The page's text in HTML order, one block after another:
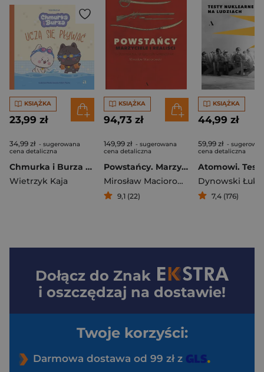
KSIĄŻKA
23,99 zł
34,99 zł - sugerowana
cena detaliczna
Chmurka i Burza uczą się pływać
Wietrzyk Kaja
KSIĄŻKA
94,73 zł
149,99 zł - sugerowana
cena detaliczna
Powstańcy. Marzyciele i realiści. Historia na nowo opowiedziana
Mirosław Maciorowski
9,1 (22)
KSIĄŻKA
44,99 zł
59,99 zł -
cena detaliczna
Dynowski
7,4 (176)
Dołącz do Znak
i oszczędzaj na dostawie!
Twoje korzyści:
Darmowa dostawa od 99 zł z